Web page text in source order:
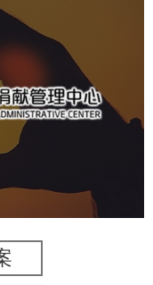
理中心
建设